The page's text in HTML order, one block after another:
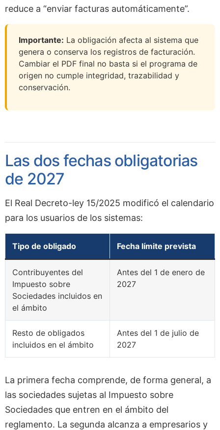
reduce a “enviar facturas automáticamente”.
Importante: La obligación afecta al sistema que
genera o conserva los registros de facturación.
Cambiar el PDF final no basta si el programa de
origen no cumple integridad, trazabilidad y
conservación.
Las dos fechas obligatorias
de 2027
El Real Decreto-ley 15/2025 modificó el calendario
para los usuarios de los sistemas:
Tipo de obligado Fecha límite prevista
Contribuyentes del
Impuesto sobre
Sociedades incluidos en
el ámbito
Antes del 1 de enero de
2027
Resto de obligados
incluidos en el ámbito
Antes del 1 de julio de
2027
La primera fecha comprende, de forma general, a
las sociedades sujetas al Impuesto sobre
Sociedades que entren en el ámbito del
reglamento. La segunda alcanza a empresarios y